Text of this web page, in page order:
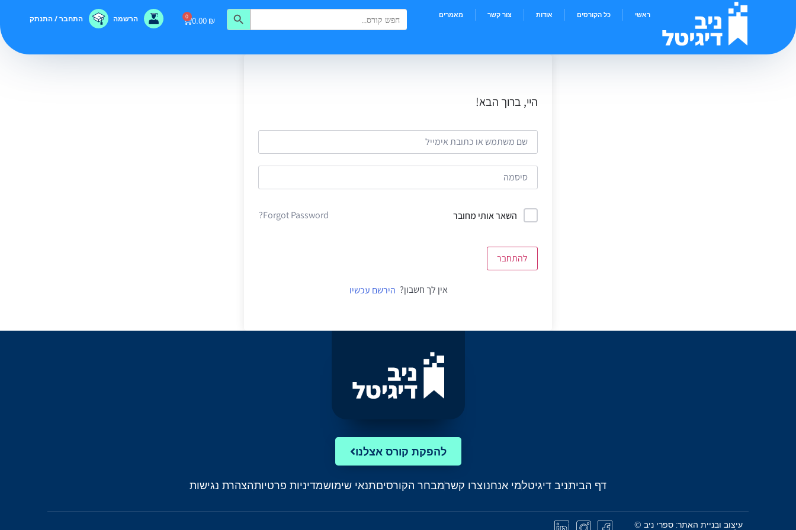
ראשי כל הקורסים אודות צור קשר מאמרים Search
for:
Search Button
0.00 ₪
0 הרשמה התחבר / התנתק
היי, ברוך הבא!
השאר אותי מחובר Forgot Password?
להתחבר
אין לך חשבון? הירשם עכשיו
להפקת קורס אצלנו
דף הביתניב דיגיטלמי אנחנוצרו קשרמבחר הקורסיםתנאי שימושמדיניות פרטיותהצהרת נגישות
עיצוב ובניית האתר: ספרי ניב ©